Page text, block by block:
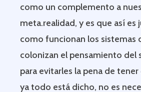
como un complemento a
meta.realidad, y es que así es
como funcionan los sistemas
colonizan el pensamiento del
para evitarles la pena de tener
ya todo está dicho, no es